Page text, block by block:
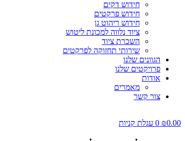
חידוש דקים
חידוש פרקטים
חידוש ריהוט גן
ציוד נלווה למכונת ליטוש
השכרת ציוד
שירותי תחזוקה לפרקטים
הגוונים שלנו
פרויקטים שלנו
אודות
מאמרים
צור קשר
₪0.00
0 עגלת קניות